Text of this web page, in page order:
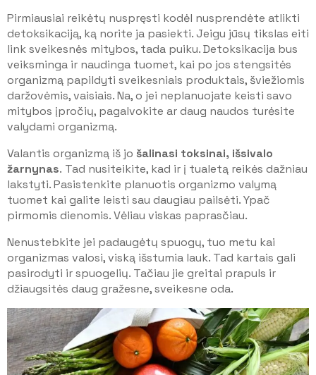
Pirmiausiai reikėtų nuspręsti kodėl nusprendėte atlikti
detoksikaciją, ką norite ja pasiekti. Jeigu jūsų tikslas eiti
link sveikesnės mitybos, tada puiku. Detoksikacija bus
veiksminga ir naudinga tuomet, kai po jos stengsitės
organizmą papildyti sveikesniais produktais, šviežiomis
daržovėmis, vaisiais. Na, o jei neplanuojate keisti savo
mitybos įpročių, pagalvokite ar daug naudos turėsite
valydami organizmą.
Valantis organizmą iš jo šalinasi toksinai, išsivalo
žarnynas. Tad nusiteikite, kad ir į tualetą reikės dažniau
lakstyti. Pasistenkite planuotis organizmo valymą
tuomet kai galite leisti sau daugiau pailsėti. Ypač
pirmomis dienomis. Vėliau viskas paprasčiau.
Nenustebkite jei padaugėtų spuogų, tuo metu kai
organizmas valosi, viską išstumia lauk. Tad kartais gali
pasirodyti ir spuogelių. Tačiau jie greitai prapuls ir
džiaugsitės daug gražesne, sveikesne oda.